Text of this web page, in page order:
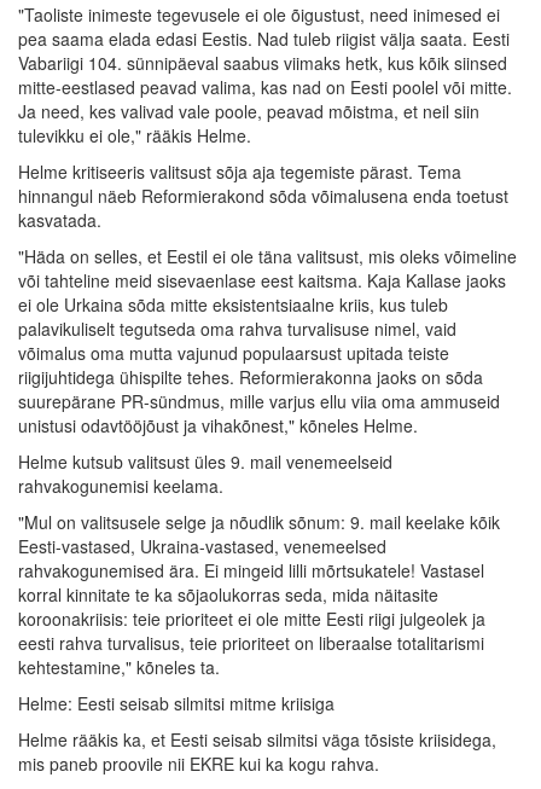
"Taoliste inimeste tegevusele ei ole õigustust, need inimesed ei
pea saama elada edasi Eestis. Nad tuleb riigist välja saata. Eesti
Vabariigi 104. sünnipäeval saabus viimaks hetk, kus kõik siinsed
mitte-eestlased peavad valima, kas nad on Eesti poolel või mitte.
Ja need, kes valivad vale poole, peavad mõistma, et neil siin
tulevikku ei ole," rääkis Helme.
Helme kritiseeris valitsust sõja aja tegemiste pärast. Tema
hinnangul näeb Reformierakond sõda võimalusena enda toetust
kasvatada.
"Häda on selles, et Eestil ei ole täna valitsust, mis oleks võimeline
või tahteline meid sisevaenlase eest kaitsma. Kaja Kallase jaoks
ei ole Urkaina sõda mitte eksistentsiaalne kriis, kus tuleb
palavikuliselt tegutseda oma rahva turvalisuse nimel, vaid
võimalus oma mutta vajunud populaarsust upitada teiste
riigijuhtidega ühispilte tehes. Reformierakonna jaoks on sõda
suurepärane PR-sündmus, mille varjus ellu viia oma ammuseid
unistusi odavtööjõust ja vihakõnest," kõneles Helme.
Helme kutsub valitsust üles 9. mail venemeelseid
rahvakogunemisi keelama.
"Mul on valitsusele selge ja nõudlik sõnum: 9. mail keelake kõik
Eesti-vastased, Ukraina-vastased, venemeelsed
rahvakogunemised ära. Ei mingeid lilli mõrtsukatele! Vastasel
korral kinnitate te ka sõjaolukorras seda, mida näitasite
koroonakriisis: teie prioriteet ei ole mitte Eesti riigi julgeolek ja
eesti rahva turvalisus, teie prioriteet on liberaalse totalitarismi
kehtestamine," kõneles ta.
Helme: Eesti seisab silmitsi mitme kriisiga
Helme rääkis ka, et Eesti seisab silmitsi väga tõsiste kriisidega,
mis paneb proovile nii EKRE kui ka kogu rahva.